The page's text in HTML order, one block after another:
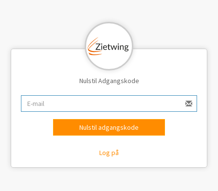
Nulstil Adgangskode
Nulstil adgangskode
Log på